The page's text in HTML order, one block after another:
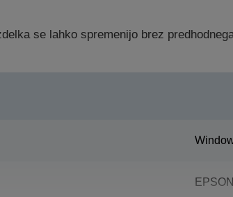
se lahko spremenijo brez